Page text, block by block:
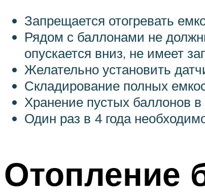
Запрещается отогревать
Рядом с баллонами не
опускается вниз, не имеет
Желательно установить
Складирование полных
Хранение пустых баллонов
Один раз в 4 года
Отопление